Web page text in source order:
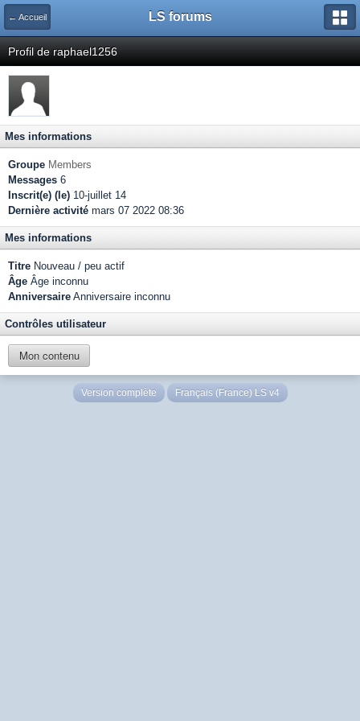
← Accueil LS forums
Profil de raphael1256
Mes informations
Groupe Members
Messages 6
Inscrit(e) (le) 10-juillet 14
Dernière activité mars 07 2022 08:36
Mes informations
Titre Nouveau / peu actif
Âge Âge inconnu
Anniversaire Anniversaire inconnu
Contrôles utilisateur
Mon contenu
Version complète Français (France) LS v4